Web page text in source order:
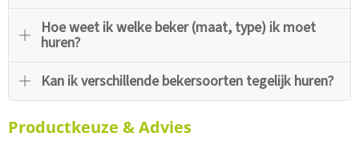
Hoe weet ik welke beker (maat, type) ik moet
huren?
Kan ik verschillende bekersoorten tegelijk huren?
Productkeuze & Advies